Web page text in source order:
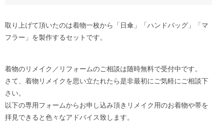
取り上げて頂いたのは着物一枚から「日傘」「ハンドバッグ」「マ
フラー」を製作するセットです。
着物のリメイク／リフォームのご相談は随時無料で受付中です。
さて、着物リメイクを思い立たれたら是非最初にご気軽にご相談下
さい。
以下の専用フォームからお申し込み頂きリメイク用のお着物や帯を
拝見できると色々なアドバイス致します。